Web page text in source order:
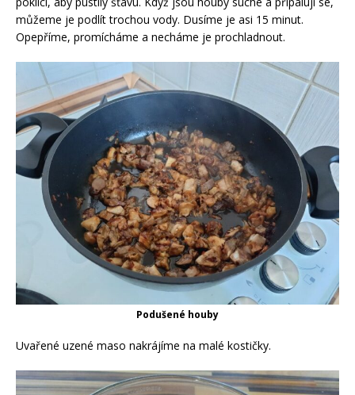
můžeme je podlít trochou vody. Dusíme je asi 15 minut.
Opepříme, promícháme a necháme je prochladnout.
Podušené houby
Uvařené uzené maso nakrájíme na malé kostičky.